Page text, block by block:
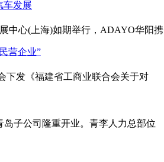
中心(上海)如期举行，ADAYO华阳携
发《福建省工商业联合会关于对
子公司隆重开业。青李人力总部位